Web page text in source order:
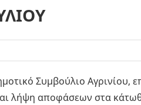
Συμβούλιο Αγρινίου,
λήψη αποφάσεων στα